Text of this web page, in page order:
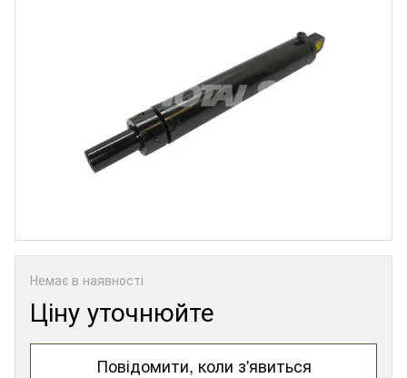
Немає в наявності
Ціну уточнюйте
Повідомити, коли з'явиться